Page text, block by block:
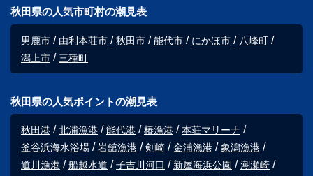
秋田県の人気市町村の潮見表
男鹿市 由利本荘市 秋田市 能代市 にかほ市
八峰町
潟上市
三種町
秋田県の人気ポイントの潮見表
秋田港 北浦漁港 能代港 椿漁港
本荘マリーナ
釜谷浜海水浴場
岩舘漁港 剣崎 金浦漁港
象潟漁港
道川漁港
船越水道 子吉川河口 新屋海浜公園
潮瀬崎